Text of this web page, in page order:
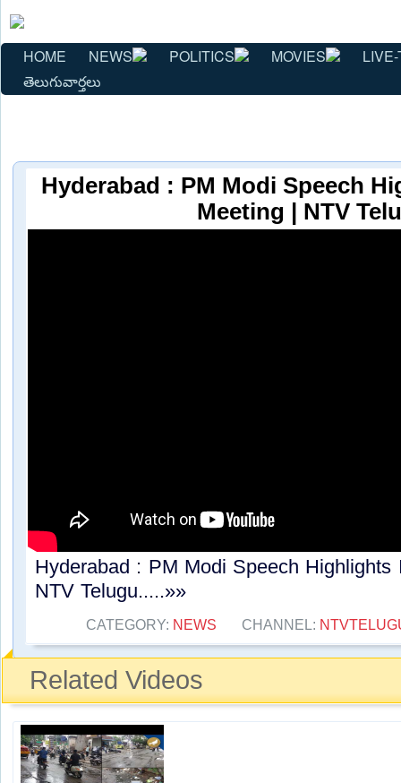
HOME NEWS POLITICS MOVIES
తెలుగువార్తలు
Hyderabad : PM Modi Speech
Meeting | NTV
Hyderabad : PM Modi Speech
NTV Telugu.....»»
CATEGORY: NEWS CHANNEL:
Related Videos